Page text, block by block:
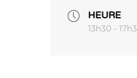
HEURE
13h30 -